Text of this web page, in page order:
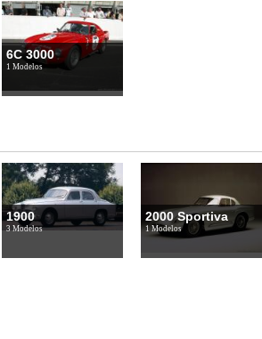
6C 3000
1 Modelos
1900
3 Modelos
2000 Sportiva
1 Modelos